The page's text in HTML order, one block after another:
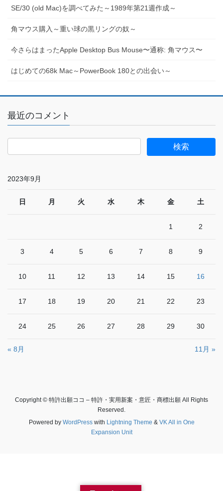
SE/30 (old Mac)を調べてみた～1989年第21週作成～
角マウス購入～重い球の黒リングの奴～
今さらはまったApple Desktop Bus Mouse〜通称: 角マウス〜
はじめての68k Mac～PowerBook 180との出会い～
最近のコメント
2023年9月
日 月 火 水 木 金 土
1 2
3 4 5 6 7 8 9
10 11 12 13 14 15 16
17 18 19 20 21 22 23
24 25 26 27 28 29 30
« 8月 11月 »
Copyright © 特許出願ココ – 特許・実用新案・意匠・商標出願 All Rights
Reserved.
Powered by WordPresswith Lightning Theme & VK All in One
Expansion Unit